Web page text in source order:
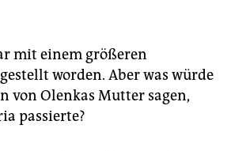
mit einem größeren
worden. Aber was würde
von Olenkas Mutter sagen,
passierte?